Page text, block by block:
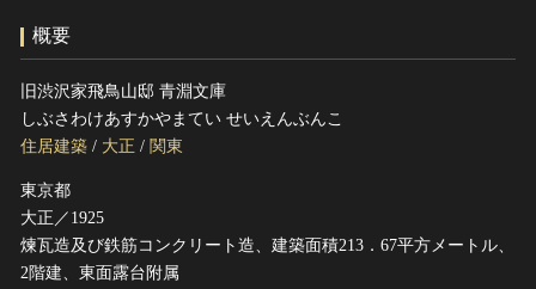
サイトのご意見はこちら
文化遺産データベース
概要
旧渋沢家飛鳥山邸 青淵文庫
しぶさわけあすかやまてい せいえんぶんこ
住居建築 / 大正 / 関東
東京都
大正／1925
煉瓦造及び鉄筋コンクリート造、建築面積213．67平方メートル、
2階建、東面露台附属